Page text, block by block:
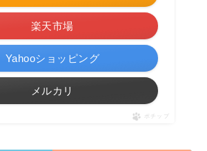
楽天市場
Yahooショッピング
メルカリ
ポチップ